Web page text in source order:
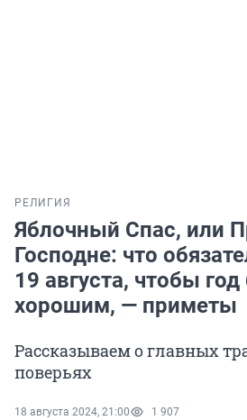
РЕЛИГИЯ
Яблочный Спас, или
Господне: что
19 августа, чтобы
хорошим, — приметы
Рассказываем о главных
поверьях
18 августа 2024, 21:00 1 907